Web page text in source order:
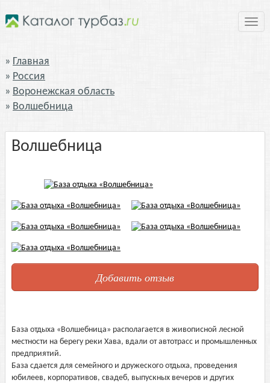
Главная
Россия
Воронежская область
Волшебница
Волшебница
Добавить отзыв
База отдыха «Волшебница» располагается в живописной лесной
местности на берегу реки Хава, вдали от автотрасс и промышленных
предприятий.
База сдается для семейного и дружеского отдыха, проведения
юбилеев, корпоративов, свадеб, выпускных вечеров и других